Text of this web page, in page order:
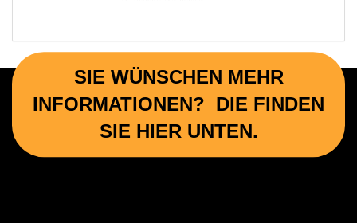
SIE WÜNSCHEN MEHR
INFORMATIONEN? DIE FINDEN
SIE HIER UNTEN.